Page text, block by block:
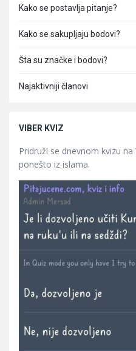
Kako se postavlja pitanje?
Kako se sakupljaju bodovi?
Šta su značke i bodovi?
Najaktivniji članovi
VIBER KVIZ
Pridruži se dnevnom kvizu na
ponešto iz islama.